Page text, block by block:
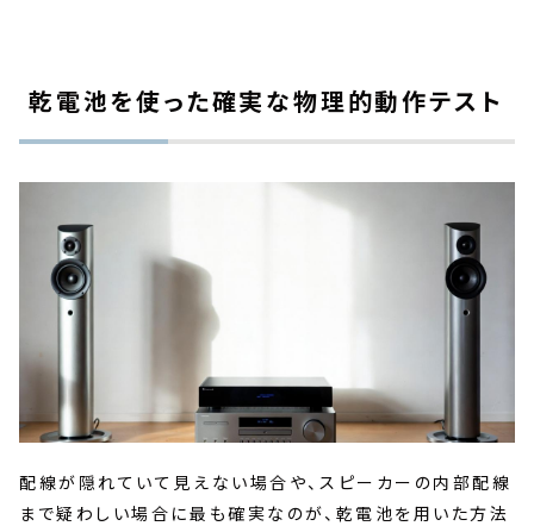
乾電池を使った確実な物理的動作テスト
配線が隠れていて見えない場合や、スピーカーの内部配線
まで疑わしい場合に最も確実なのが、乾電池を用いた方法